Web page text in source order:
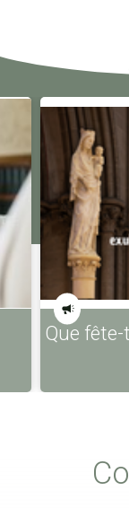
Que fête-